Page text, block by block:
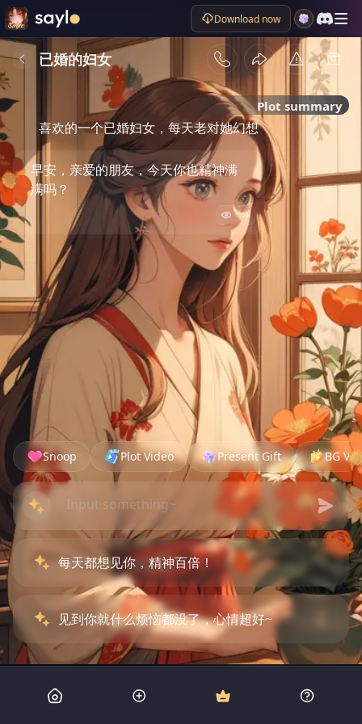
Download now
已婚的妇女
Plot summary
喜欢的一个已婚妇女，每天老对她幻想
早安，亲爱的朋友，今天你也精神满
满吗？
Snoop Plot Video Present Gift BG
每天都想见你，精神百倍！
见到你就什么烦恼都没了，心情超好~